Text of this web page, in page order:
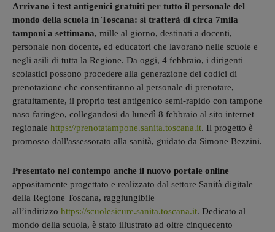
Arrivano i test antigenici gratuiti per tutto il personale del
mondo della scuola in Toscana: si tratterà di circa 7mila
tamponi a settimana, mille al giorno, destinati a docenti,
personale non docente, ed educatori che lavorano nelle scuole e
negli asili di tutta la Regione. Da oggi, 4 febbraio, i dirigenti
scolastici possono procedere alla generazione dei codici di
prenotazione che consentiranno al personale di prenotare,
gratuitamente, il proprio test antigenico semi-rapido con tampone
naso faringeo, collegandosi da lunedì 8 febbraio al sito internet
regionale https://prenotatampone.sanita.toscana.it. Il progetto è
promosso dall'assessorato alla sanità, guidato da Simone Bezzini.
Presentato nel contempo anche il nuovo portale online
appositamente progettato e realizzato dal settore Sanità digitale
della Regione Toscana, raggiungibile
all’indirizzo https://scuolesicure.sanita.toscana.it. Dedicato al
mondo della scuola, è stato illustrato ad oltre cinquecento